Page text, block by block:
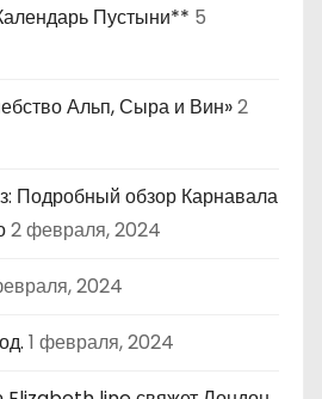
Пустыни** 5
Альп, Сыра и Вин»2
Подробный обзор Карнавала
2 февраля, 2024
2024
1 февраля, 2024